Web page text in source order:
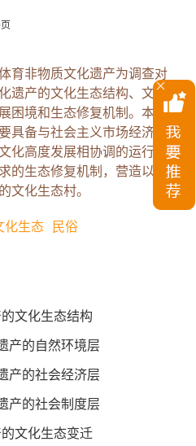
育非物质文化遗产为调查对
遗产的文化生态结构、文化生
困境和生态修复机制。本文认
具备与社会主义市场经济相一
化高度发展相协调的运行环
的生态修复机制，营造以体育
文化生态村。
化生态 民俗
文化生态结构
的自然环境层
的社会经济层
的社会制度层
文化生态变迁